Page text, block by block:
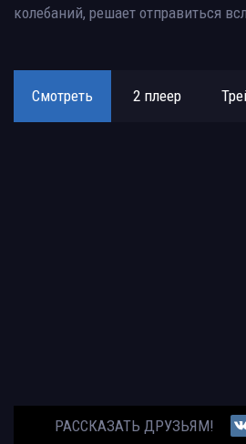
колебаний, решает отправиться
Смотреть 2 плеер
РАССКАЗАТЬ ДРУЗЬЯМ!